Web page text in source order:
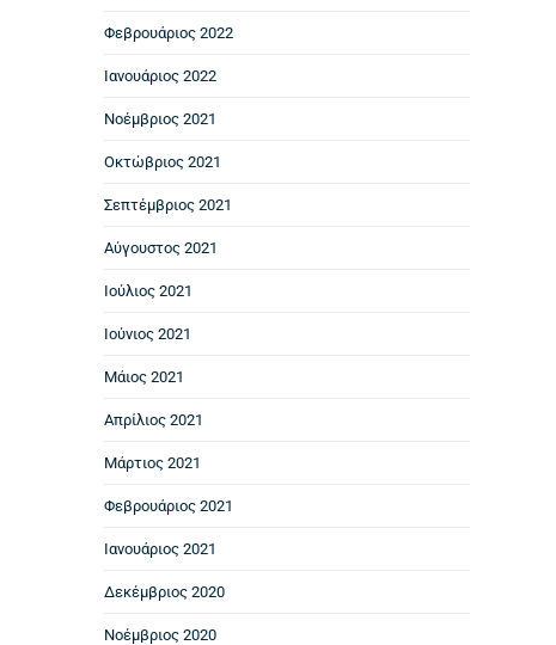
Φεβρουάριος 2022
Ιανουάριος 2022
Νοέμβριος 2021
Οκτώβριος 2021
Σεπτέμβριος 2021
Αύγουστος 2021
Ιούλιος 2021
Ιούνιος 2021
Μάιος 2021
Απρίλιος 2021
Μάρτιος 2021
Φεβρουάριος 2021
Ιανουάριος 2021
Δεκέμβριος 2020
Νοέμβριος 2020